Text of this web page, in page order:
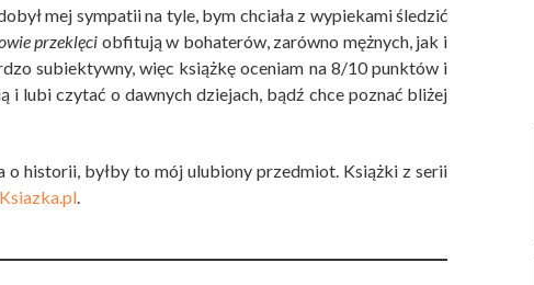
mej sympatii na tyle, bym chciała z wypiekami śledzić
przeklęci obfitują w bohaterów, zarówno mężnych, jak i
subiektywny, więc książkę oceniam na 8/10 punktów i
i lubi czytać o dawnych dziejach, bądź chce poznać bliżej
historii, byłby to mój ulubiony przedmiot. Książki z serii
.